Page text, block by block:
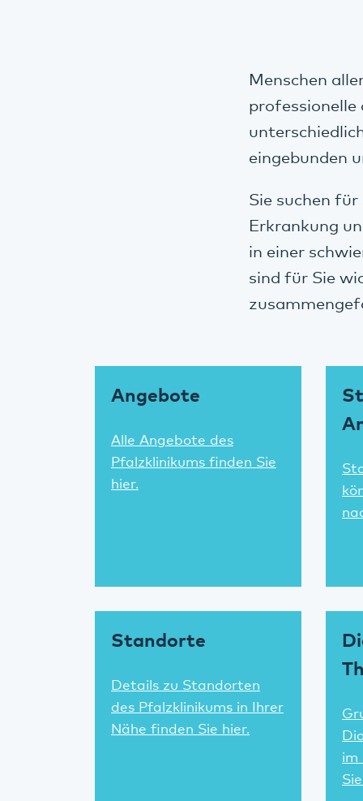
Menschen
professionelle
eingebunden
Sie suchen
Erkrankung
in einer
sind für Sie
Angebote
Alle Angebote des
Pfalzklinikums finden Sie
hier.
Standorte
Details zu Standorten
des Pfalzklinikums in Ihrer
Nähe finden Sie hier.
im